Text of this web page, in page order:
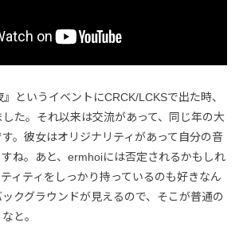
というイベントにCRCK/LCKSで出た時、
た。それ以来は交流があって、同じ年の大
。彼女はオリジナリティがあって自分の音
ね。あと、ermhoiには否定されるかもしれ
ィティをしっかり持っているのも好きなん
クグラウンドが見えるので、そこが普通の
と。